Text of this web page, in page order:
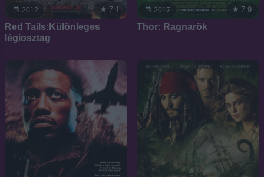
2012 7.1
Red Tails:Különleges
légiosztag
2017 7.9
Thor: Ragnarök